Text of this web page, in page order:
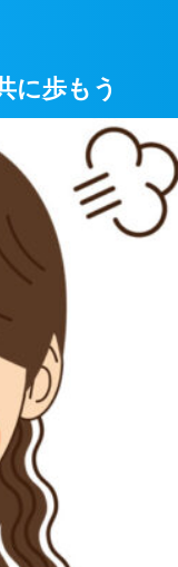
に歩もう